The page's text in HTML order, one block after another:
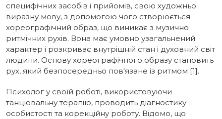
специфічних засобів і прийомів, свою художньо
виразну мову, з допомогою чого створюється
хореографічний образ, що виникає з музично
ритмічних рухів. Вона має умовно узагальнений
характер і розкриває внутрішній стан і духовний світ
людини. Основу хореографічного образу становить
рух, який безпосередньо пов'язане із ритмом [1].
Психолог у своїй роботі, використовуючи
танцювальну терапію, проводить діагностику
особистості та корекційну роботу. Відомо, що